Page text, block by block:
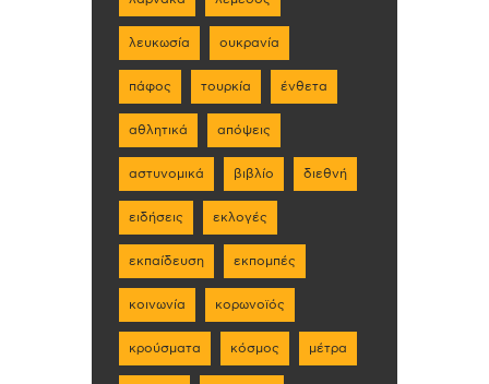
λευκωσία ουκρανία
πάφος τουρκία ένθετα
αθλητικά απόψεις
αστυνομικά βιβλίο διεθνή
ειδήσεις εκλογές
εκπαίδευση εκπομπές
κοινωνία κορωνοϊός
κρούσματα κόσμος μέτρα